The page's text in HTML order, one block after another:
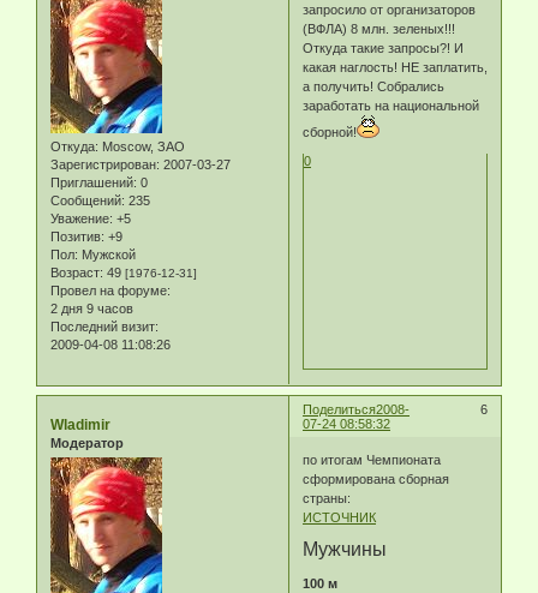
Откуда: Moscow, ЗАО
Зарегистрирован: 2007-03-27
Приглашений: 0
Сообщений: 235
Уважение: +5
Позитив: +9
Пол: Мужской
Возраст: 49 [1976-12-31]
Провел на форуме:
2 дня 9 часов
Последний визит:
2009-04-08 11:08:26
запросило от организаторов
(ВФЛА) 8 млн. зеленых!!!
Откуда такие запросы?! И
какая наглость! НЕ заплатить,
а получить! Собрались
заработать на национальной
сборной!
0
Поделиться 6
2008-
07-24 08:58:32
Wladimir
Модератор
по итогам Чемпионата
сформирована сборная
страны:
ИСТОЧНИК
Мужчины
100 м